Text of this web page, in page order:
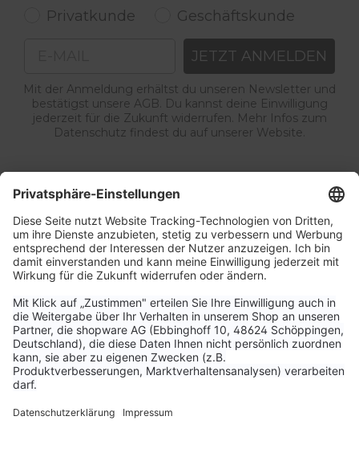
Privatkunde
Geschäftskunde
JETZT ANMELDEN
Mit der Anmeldung erhältst du unseren Newsletter und
bestätigst unsere AGB. Du kannst deine Einwilligung
jederzeit für die Zukunft widerrufen. Mehr Infos zum
Datenschutz findest du auf unserer Website.
Unternehmen
Aktuelle Themen